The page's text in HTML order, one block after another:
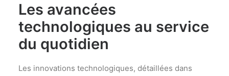
Les avancées
technologiques au service
du quotidien
Les innovations technologiques, détaillées dans